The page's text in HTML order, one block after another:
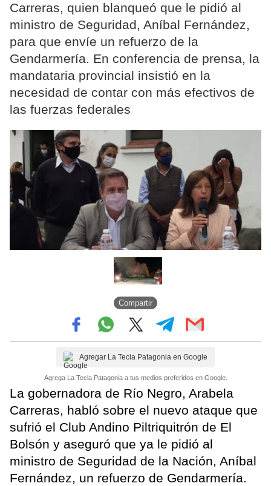
Carreras, quien blanqueó que le pidió al
ministro de Seguridad, Aníbal Fernández,
para que envíe un refuerzo de la
Gendarmería. En conferencia de prensa, la
mandataria provincial insistió en la
necesidad de contar con más efectivos de
las fuerzas federales
Compartir
Agregar La Tecla Patagonia en Google
Agrega La Tecla Patagonia a tus medios preferidos en Google.
La gobernadora de Río Negro, Arabela
Carreras, habló sobre el nuevo ataque que
sufrió el Club Andino Piltriquitrón de El
Bolsón y aseguró que ya le pidió al
ministro de Seguridad de la Nación, Aníbal
Fernández, un refuerzo de Gendarmería.